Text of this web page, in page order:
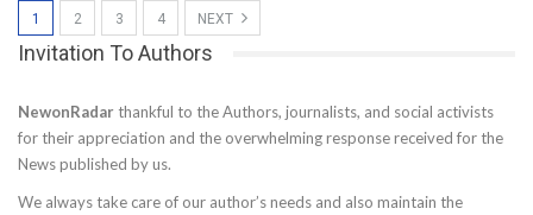
1 2 3 4 NEXT
Invitation To Authors
NewonRadar thankful to the Authors, journalists, and social activists
for their appreciation and the overwhelming response received for the
News published by us.
We always take care of our author’s needs and also maintain the